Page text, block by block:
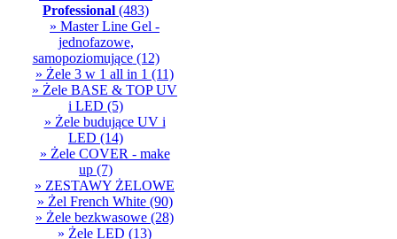
Professional (483)
» Master Line Gel -
jednofazowe,
samopoziomujące(12)
» Żele 3 w 1 all in 1 (11)
» Żele BASE & TOP UV
i LED (5)
» Żele budujące UV i
LED (14)
» Żele COVER - make
up (7)
» ZESTAWY ŻELOWE
» Żel French White(90)
» Żele bezkwasowe (28)
» Żele LED (13)